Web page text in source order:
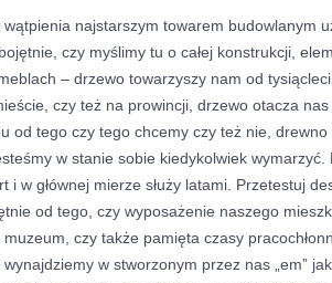
najstarszym towarem budowlanym
czy myślimy tu o całej konstrukcji,
– drzewo towarzyszy nam od
czy też na prowincji, drzewo otacza
od tego czy tego chcemy czy też nie,
w stanie sobie kiedykolwiek wymarzyć.
i w głównej mierze służy latami. Przetestuj
od tego, czy wyposażenie naszego
czy także pamięta czasy
w stworzonym przez nas „em”